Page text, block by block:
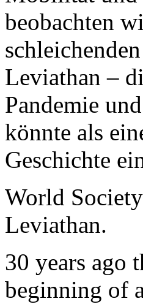
beobachten
Leviathan –
Pandemie
könnte als
Geschichte
World
Leviathan.
30 years ago
beginning of